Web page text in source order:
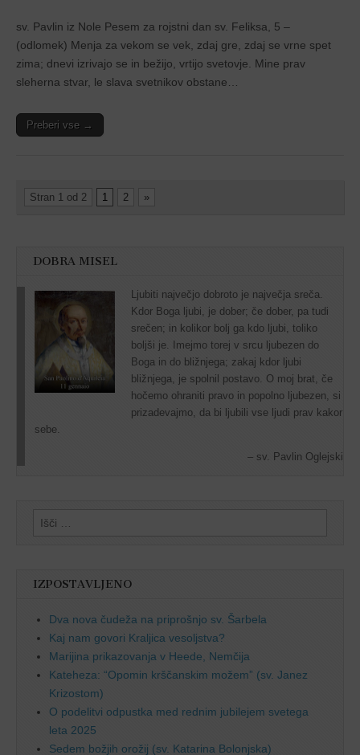
sv. Pavlin iz Nole Pesem za rojstni dan sv. Feliksa, 5 –
(odlomek) Menja za vekom se vek, zdaj gre, zdaj se vrne spet
zima; dnevi izrivajo se in bežijo, vrtijo svetovje. Mine prav
sleherna stvar, le slava svetnikov obstane…
Preberi vse →
Stran 1 od 2 1 2 »
DOBRA MISEL
Ljubiti največjo dobroto je največja sreča.
Kdor Boga ljubi, je dober; če dober, pa tudi
srečen; in kolikor bolj ga kdo ljubi, toliko
boljši je. Imejmo torej v srcu ljubezen do
Boga in do bližnjega; zakaj kdor ljubi
bližnjega, je spolnil postavo. O moj brat, če
hočemo ohraniti pravo in popolno ljubezen, si
prizadevajmo, da bi ljubili vse ljudi prav kakor
sebe.
sv. Pavlin Oglejski
Išči:
IZPOSTAVLJENO
Dva nova čudeža na priprošnjo sv. Šarbela
Kaj nam govori Kraljica vesoljstva?
Marijina prikazovanja v Heede, Nemčija
Kateheza: “Opomin krščanskim možem” (sv. Janez
Krizostom)
O podelitvi odpustka med rednim jubilejem svetega
leta 2025
Sedem božjih orožij (sv. Katarina Bolonjska)